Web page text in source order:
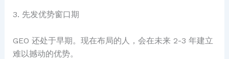
3. 先发优势窗口期
GEO 还处于早期。现在布局的人，会在未来 2-3 年建立
难以撼动的优势。